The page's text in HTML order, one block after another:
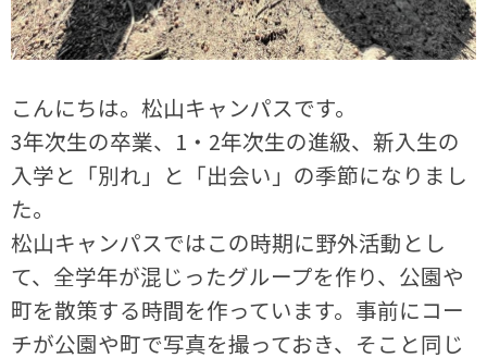
こんにちは。松山キャンパスです。
3年次生の卒業、1・2年次生の進級、新入生の
入学と「別れ」と「出会い」の季節になりまし
た。
松山キャンパスではこの時期に野外活動とし
て、全学年が混じったグループを作り、公園や
町を散策する時間を作っています。事前にコー
チが公園や町で写真を撮っておき、そこと同じ